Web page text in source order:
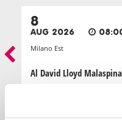
8
AUG 2026
Milano Est
Al David Lloyd